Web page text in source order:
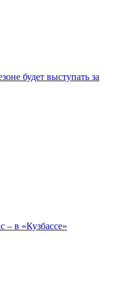
будет выступать за
в «Кузбассе»